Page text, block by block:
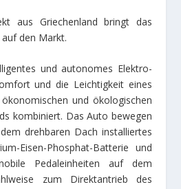
aus Griechenland bringt das
den Markt.
und autonomes Elektro-
und die Leichtigkeit eines
und ökologischen
kombiniert. Das Auto bewegen
drehbaren Dach installiertes
Eisen-Phosphat-Batterie und
Pedaleinheiten auf dem
zum Direktantrieb des